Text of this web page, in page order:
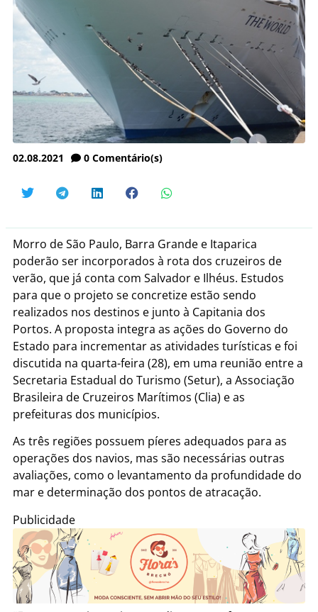
02.08.2021 0 Comentário(s)
Morro de São Paulo, Barra Grande e Itaparica
poderão ser incorporados à rota dos cruzeiros de
verão, que já conta com Salvador e Ilhéus. Estudos
para que o projeto se concretize estão sendo
realizados nos destinos e junto à Capitania dos
Portos. A proposta integra as ações do Governo do
Estado para incrementar as atividades turísticas e foi
discutida na quarta-feira (28), em uma reunião entre a
Secretaria Estadual do Turismo (Setur), a Associação
Brasileira de Cruzeiros Marítimos (Clia) e as
prefeituras dos municípios.
As três regiões possuem píeres adequados para as
operações dos navios, mas são necessárias outras
avaliações, como o levantamento da profundidade do
mar e determinação dos pontos de atracação.
Publicidade